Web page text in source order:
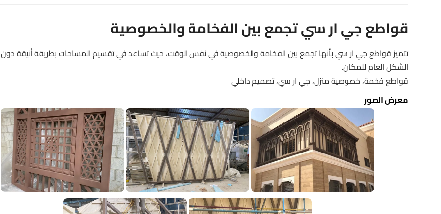
قواطع جي ار سي تجمع بين الفخامة والخصوصية
تتميز قواطع جي ار سي بأنها تجمع بين الفخامة والخصوصية في نفس الوقت، حيث تساعد في تقسيم المساحات بطريقة أنيقة دون
الشكل العام للمكان.
قواطع فخمة، خصوصية منزل، جي ار سي، تصميم داخلي
معرض الصور